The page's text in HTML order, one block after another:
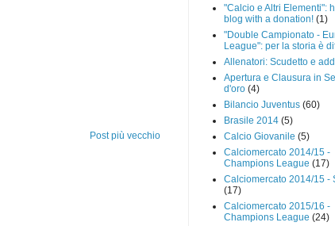
Post più vecchio
"Calcio e Altri Elementi":
blog with a donation! (1)
"Double Campionato -
League": per la storia è
Allenatori: Scudetto e
Apertura e Clausura in
d'oro (4)
Bilancio Juventus (60)
Brasile 2014 (5)
Calcio Giovanile (5)
Calciomercato 2014/15 -
Champions League (17)
Calciomercato 2014/15 -
(17)
Calciomercato 2015/16 -
Champions League (24)